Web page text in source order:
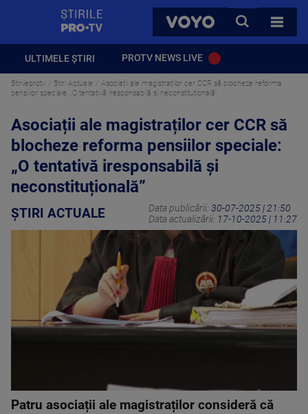
VOYO
CAUTA
TOATE
ULTIMELE ȘTIRI PROTV NEWS LIVE
Stirileprotv Știri Actuale
Asociații ale magistraților cer CCR să blocheze reforma
pensiilor speciale: „O tentativă iresponsabilă și neconstituțională”
Asociații ale magistraților cer CCR să
blocheze reforma pensiilor speciale:
„O tentativă iresponsabilă și
neconstituțională”
ȘTIRI ACTUALE Data publicării: 30-07-2025 | 21:50
Data actualizării: 17-10-2025 | 11:27
Patru asociații ale magistraților consideră că